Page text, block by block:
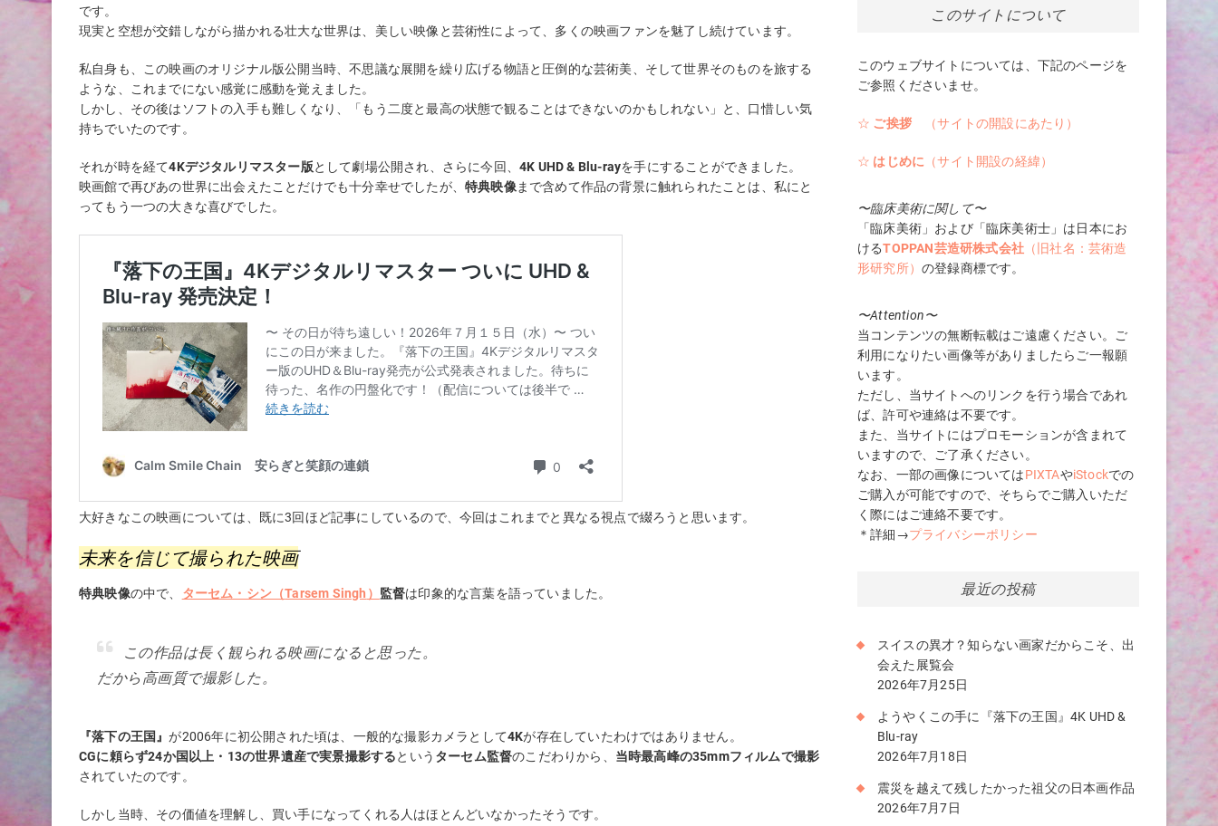
です。
現実と空想が交錯しながら描かれる壮大な世界は、美しい映像と芸術性によって、多くの映画ファンを魅了し続けています。
私自身も、この映画のオリジナル版公開当時、不思議な展開を繰り広げる物語と圧倒的な芸術美、そして世界そのものを旅する
ような、これまでにない感覚に感動を覚えました。
しかし、その後はソフトの入手も難しくなり、「もう二度と最高の状態で観ることはできないのかもしれない」と、口惜しい気
持ちでいたのです。
それが時を経て4Kデジタルリマスター版として劇場公開され、さらに今回、4K UHD & Blu-rayを手にすることができました。
映画館で再びあの世界に出会えたことだけでも十分幸せでしたが、 特典映像まで含めて作品の背景に触れられたことは、私にと
ってもう一つの大きな喜びでした。
大好きなこの映画については、既に3回ほど記事にしているので、今回はこれまでと異なる視点で綴ろうと思います。
未来を信じて撮られた映画
特典映像の中で、 ターセム・シン（Tarsem Singh ） 監督は印象的な言葉を語っていました。
この作品は長く観られる映画になると思った。
だから高画質で撮影した。
『落下の王国』が2006年に初公開された頃は、一般的な撮影カメラとして4Kが存在していたわけではありません。
CGに頼らず24か国以上・13の世界遺産で実景撮影するという ターセム監督のこだわりから、 当時最高峰の35mmフィルムで撮影
されていたのです。
しかし当時、その価値を理解し、買い手になってくれる人はほとんどいなかったそうです。
このサイトについて
このウェブサイトについては、下記のページを
ご参照くださいませ。
☆ ご挨拶 （サイトの開設にあたり）
☆ はじめに （サイト開設の経緯）
〜臨床美術に関して〜
「臨床美術」および「臨床美術士」は日本にお
けるTOPPAN芸造研株式会社 （旧社名：芸術造
形研究所） の登録商標です。
〜Attention〜
当コンテンツの無断転載はご遠慮ください。ご
利用になりたい画像等がありましたらご一報願
います。
ただし、当サイトへのリンクを行う場合であれ
ば、許可や連絡は不要です。
また、当サイトにはプロモーションが含まれて
いますので、ご了承ください。
なお、一部の画像についてはPIXTAやiStockでの
ご購入が可能ですので、そちらでご購入いただ
く際にはご連絡不要です。
＊詳細→プライバシーポリシー
最近の投稿
スイスの異才？知らない画家だからこそ、出
会えた展覧会
2026年7月25日
ようやくこの手に『落下の王国』4K UHD &
Blu-ray
2026年7月18日
震災を越えて残したかった祖父の日本画作品
2026年7月7日